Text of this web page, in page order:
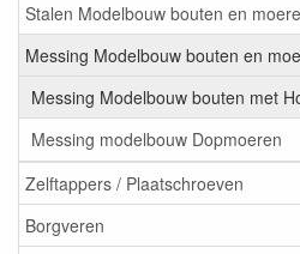
Stalen Modelbouw bouten en
Messing Modelbouw bouten en
Messing Modelbouw bouten met
Messing modelbouw Dopmoeren
Zelftappers / Plaatschroeven
Borgveren